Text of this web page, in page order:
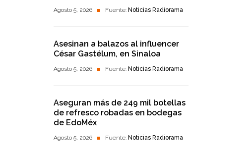
Agosto 5, 2026 Fuente: Noticias Radiorama
Asesinan a balazos al influencer
César Gastélum, en Sinaloa
Agosto 5, 2026 Fuente: Noticias Radiorama
Aseguran más de 249 mil botellas
de refresco robadas en bodegas
de EdoMéx
Agosto 5, 2026 Fuente: Noticias Radiorama